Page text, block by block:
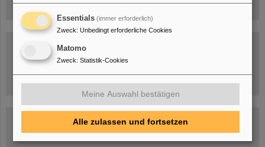
GSI-FAIR Kolloquium
Essentials (immer erforderlich)
Zweck: Unbedingt erforderliche Cookies
Matomo
Zweck: Statistik-Cookies
Meine Auswahl bestätigen
Alle zulassen und fortsetzen